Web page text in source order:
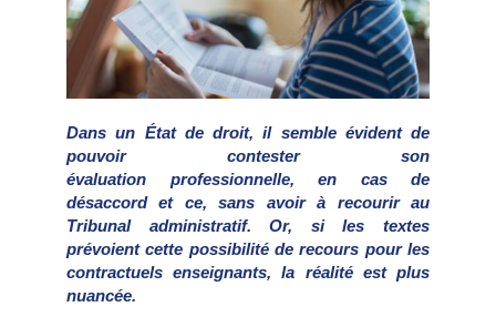
Dans un État de droit, il semble évident de
pouvoir contester son
évaluation professionnelle, en cas de
désaccord et ce, sans avoir à recourir au
Tribunal administratif. Or, si les textes
prévoient cette possibilité de recours pour les
contractuels enseignants, la réalité est plus
nuancée.